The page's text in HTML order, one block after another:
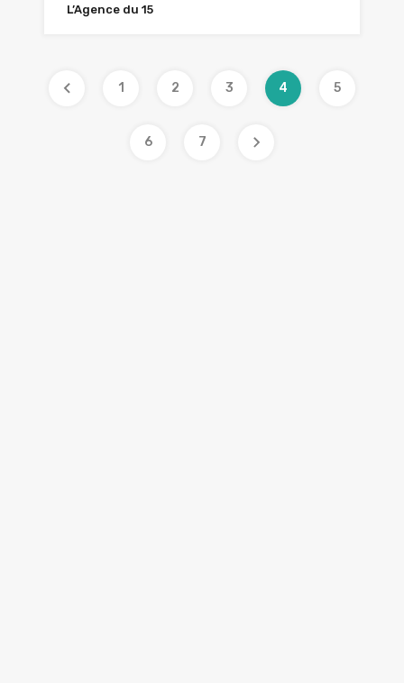
L’Agence du 15
1 2 3 4 5
6 7